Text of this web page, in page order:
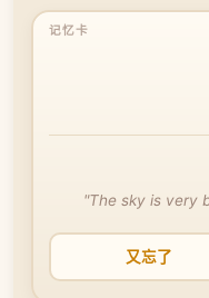
"The sky is very
又忘了